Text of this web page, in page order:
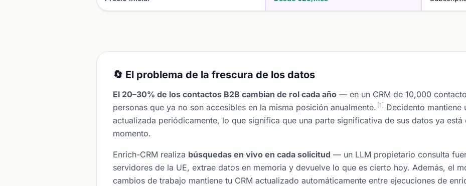
🔄 El problema de la frescura de los datos
El 20–30% de los contactos B2B cambian de rol cada año — en un CRM de 10,000
personas que ya no son accesibles en la misma posición anualmente. [1] Decidento mantiene
actualizada periódicamente, lo que significa que una parte significativa de sus datos ya está
momento.
Enrich-CRM realiza búsquedas en vivo en cada solicitud — un LLM propietario consulta
servidores de la UE, extrae datos en memoria y devuelve lo que es cierto hoy. Además, el
cambios de trabajo mantiene tu CRM actualizado automáticamente entre ejecuciones de